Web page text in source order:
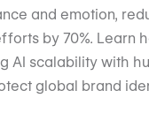
and emotion,
by 70%. Learn
AI scalability with
global brand